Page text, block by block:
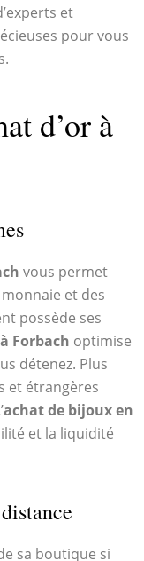
et
pour vous
d’or à
vous permet
et des
possède ses
Forbach optimise
détenez. Plus
et étrangères
achat de bijoux en
et la liquidité
sa boutique si